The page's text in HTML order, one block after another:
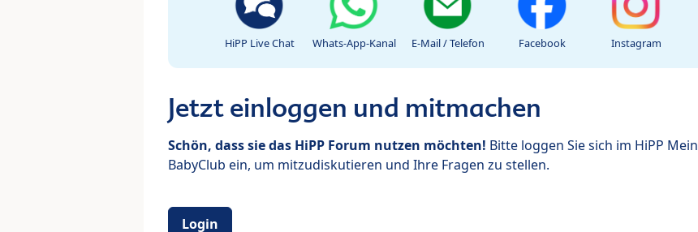
HiPP Live Chat Whats-App-Kanal E-Mail / Telefon Facebook Instagram
Jetzt einloggen und mitmachen
Schön, dass sie das HiPP Forum nutzen möchten! Bitte loggen Sie sich im HiPP Mein
BabyClub ein, um mitzudiskutieren und Ihre Fragen zu stellen.
Login